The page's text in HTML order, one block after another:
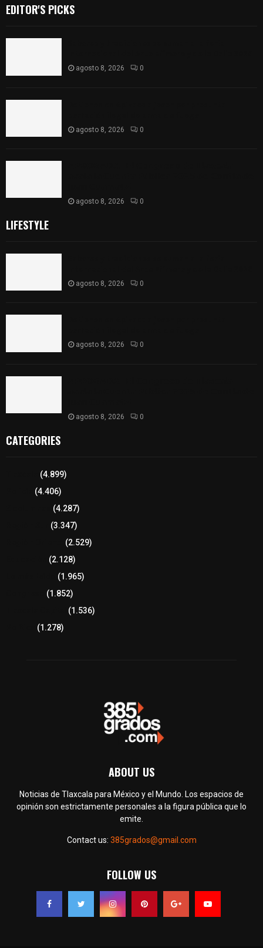
EDITOR'S PICKS
agosto 8, 2026 0
agosto 8, 2026 0
agosto 8, 2026 0
LIFESTYLE
agosto 8, 2026 0
agosto 8, 2026 0
agosto 8, 2026 0
CATEGORIES
(4.899)
(4.406)
(4.287)
(3.347)
(2.529)
(2.128)
(1.965)
(1.852)
(1.536)
(1.278)
ABOUT US
Noticias de Tlaxcala para México y el Mundo. Los espacios de
opinión son estrictamente personales a la figura pública que lo
emite.
Contact us: 385grados@gmail.com
FOLLOW US